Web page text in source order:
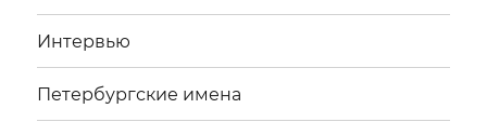
Интервью
Петербургские имена